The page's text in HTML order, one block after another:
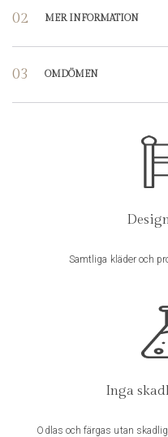
MER INFORMATION
Material 100%
OMDÖMEN
Det finns inga
Din e-postadress kommer
Samtliga kläder och
Inga
Odlas och färgas utan